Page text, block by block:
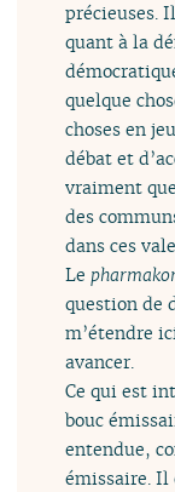
précieuses.
quant à la
quelque
choses en
débat et
vraiment
des
dans ces
Le
question de
m’étendre
avancer.
Ce qui est
bouc
entendue,
émissaire. Il